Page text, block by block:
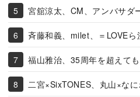
宮舘涼太、CM、アンバサダ
斉藤和義、milet、＝LOVEら
福山雅治、35周年を超えて
二宮×SixTONES、丸山×な